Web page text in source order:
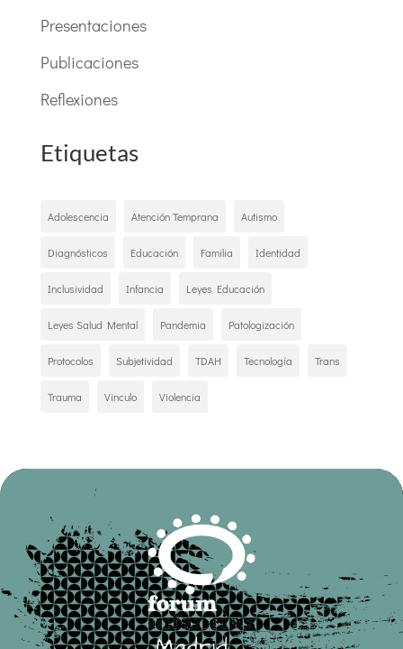
Presentaciones
Publicaciones
Reflexiones
Etiquetas
Adolescencia Atención Temprana Autismo
Diagnósticos Educación Familia Identidad
Inclusividad Infancia Leyes Educación
Leyes Salud Mental Pandemia Patologización
Protocolos Subjetividad TDAH Tecnología Trans
Trauma Vinculo Violencia